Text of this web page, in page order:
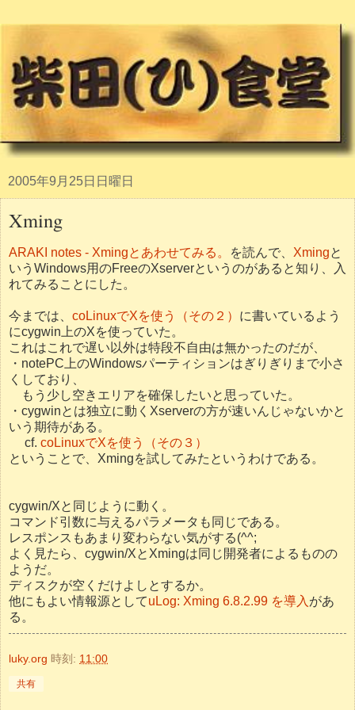
2005年9月25日日曜日
Xming
ARAKI notes - Xmingとあわせてみる。 を読んで、 Xmingと
いうWindows用のFreeのXserverというのがあると知り、入
れてみることにした。
今までは、 coLinuxでXを使う（その２） に書いているよう
にcygwin上のXを使っていた。
これはこれで遅い以外は特段不自由は無かったのだが、
・notePC上のWindowsパーティションはぎりぎりまで小さ
くしており、
もう少し空きエリアを確保したいと思っていた。
・cygwinとは独立に動くXserverの方が速いんじゃないかと
いう期待がある。
cf. coLinuxでXを使う（その３）
ということで、Xmingを試してみたというわけである。
cygwin/Xと同じように動く。
コマンド引数に与えるパラメータも同じである。
レスポンスもあまり変わらない気がする(^^;
よく見たら、cygwin/XとXmingは同じ開発者によるものの
ようだ。
ディスクが空くだけよしとするか。
他にもよい情報源としてuLog: Xming 6.8.2.99 を導入があ
る。
luky.org 時刻: 11:00
共有